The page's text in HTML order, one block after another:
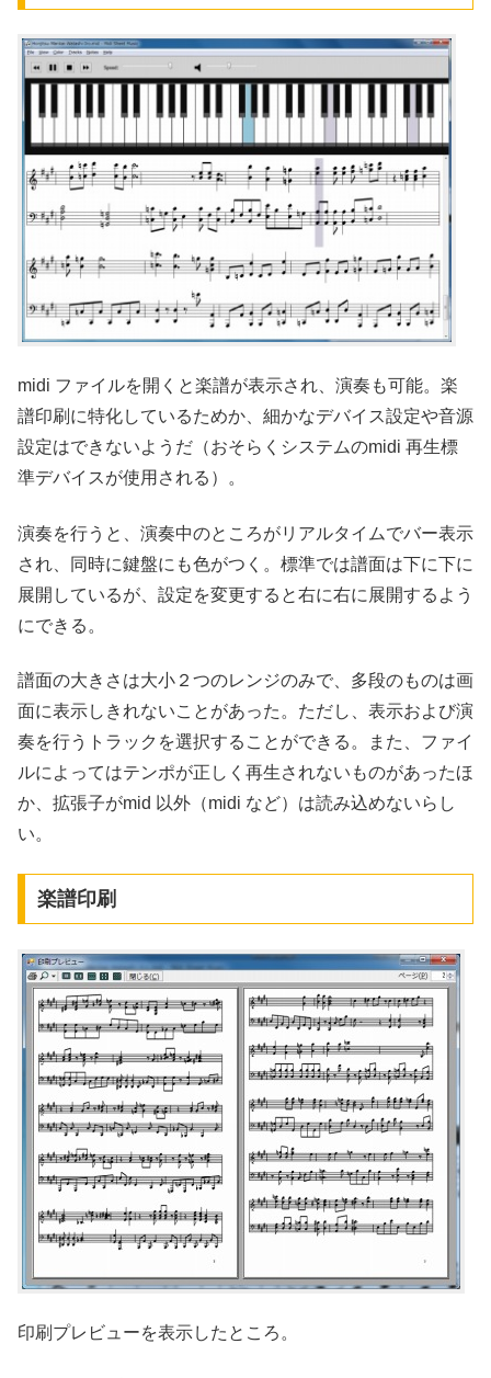
midi ファイルを開くと楽譜が表示され、演奏も可能。楽
譜印刷に特化しているためか、細かなデバイス設定や音源
設定はできないようだ（おそらくシステムのmidi 再生標
準デバイスが使用される）。
演奏を行うと、演奏中のところがリアルタイムでバー表示
され、同時に鍵盤にも色がつく。標準では譜面は下に下に
展開しているが、設定を変更すると右に右に展開するよう
にできる。
譜面の大きさは大小２つのレンジのみで、多段のものは画
面に表示しきれないことがあった。ただし、表示および演
奏を行うトラックを選択することができる。また、ファイ
ルによってはテンポが正しく再生されないものがあったほ
か、拡張子がmid 以外（midi など）は読み込めないらし
い。
楽譜印刷
印刷プレビューを表示したところ。